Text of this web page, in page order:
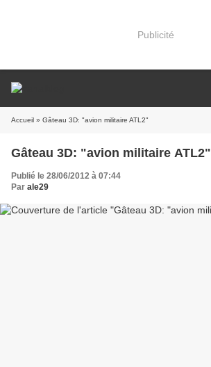
Publicité
Accueil » Gâteau 3D: "avion militaire ATL2"
Gâteau 3D: "avion militaire ATL2"
Publié le 28/06/2012 à 07:44
Par ale29